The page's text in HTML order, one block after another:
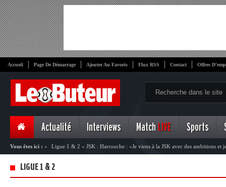
Accueil Page De Démarrage Ajouter Au Favoris Flux RSS Contact Offres
Actualité Interviews Match LIVE Sports
Vous êtes ici : » Ligue 1 & 2 » JSK : Harrouche : «Je viens à la JSK avec des ambitions et
LIGUE 1 & 2